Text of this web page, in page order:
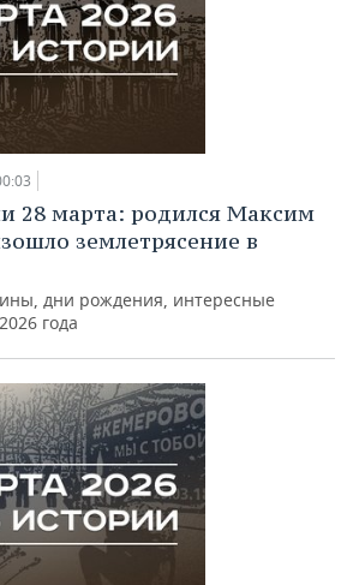
28 марта: родилcя Максим
землетрясение в
дни рождения, интересные
года